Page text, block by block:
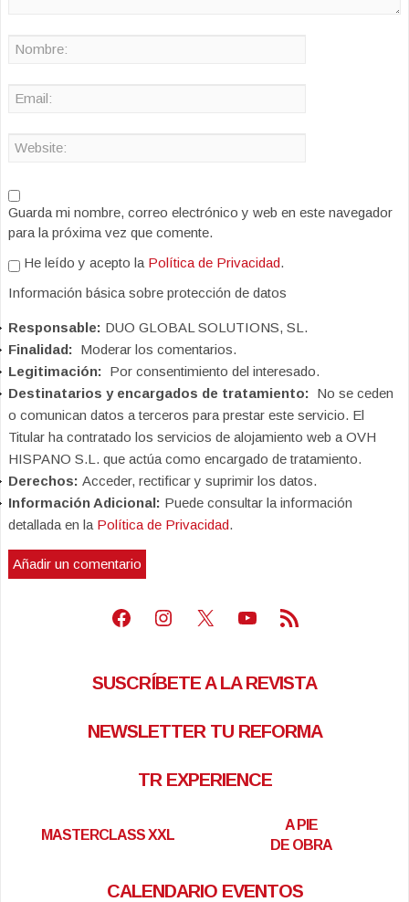
Guarda mi nombre, correo electrónico y web en este navegador
para la próxima vez que comente.
He leído y acepto la Política de Privacidad.
Información básica sobre protección de datos
Responsable: DUO GLOBAL SOLUTIONS, SL.
Finalidad: Moderar los comentarios.
Legitimación: Por consentimiento del interesado.
Destinatarios y encargados de tratamiento: No se ceden
o comunican datos a terceros para prestar este servicio. El
Titular ha contratado los servicios de alojamiento web a OVH
HISPANO S.L. que actúa como encargado de tratamiento.
Derechos: Acceder, rectificar y suprimir los datos.
Información Adicional: Puede consultar la información
detallada en la Política de Privacidad.
Facebook
Instagram
X Youtube
Feed RSS
SUSCRÍBETE A LA REVISTA
NEWSLETTER TU REFORMA
TR EXPERIENCE
MASTERCLASS XXL
A PIE
DE OBRA
CALENDARIO EVENTOS